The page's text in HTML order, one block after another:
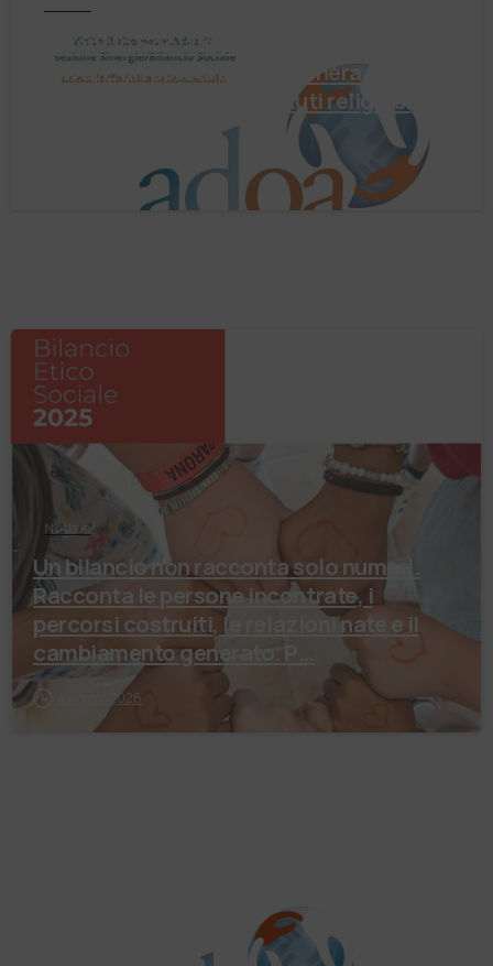
Il Bilancio Sociale non è un punto di
arrivo. È un percorso che genera valore!
Negli ultimi anni enti, istituti religiosi,
Notizie
Un bilancio non racconta solo numeri.
Racconta le persone incontrate, i
percorsi costruiti, le relazioni nate e il
4 Agosto 2026